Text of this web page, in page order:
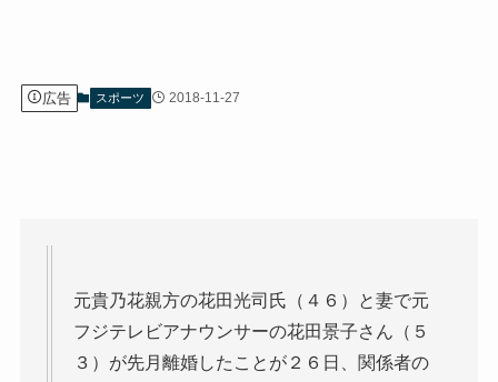
広告 スポーツ 2018-11-27
元貴乃花親方の花田光司氏（４６）と妻で元
フジテレビアナウンサーの花田景子さん（５
３）が先月離婚したことが２６日、関係者の